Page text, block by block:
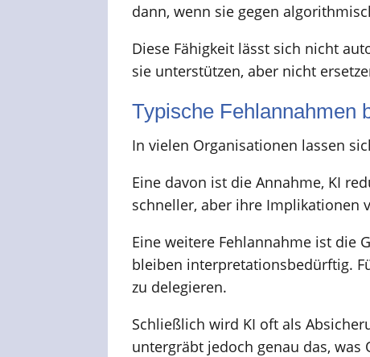
dann, wenn sie gegen
Diese Fähigkeit lässt sich nicht
sie unterstützen, aber nicht
Typische Fehlannahmen
In vielen Organisationen lassen
Eine davon ist die Annahme, KI
schneller, aber ihre Implikationen
Eine weitere Fehlannahme ist die
bleiben interpretationsbedürftig.
zu delegieren.
Schließlich wird KI oft als
untergräbt jedoch genau das,